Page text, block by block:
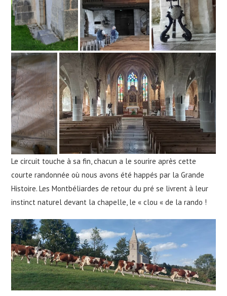
Le circuit touche à sa fin, chacun a le sourire après cette
courte randonnée où nous avons été happés par la Grande
Histoire. Les Montbéliardes de retour du pré se livrent à leur
instinct naturel devant la chapelle, le « clou « de la rando !